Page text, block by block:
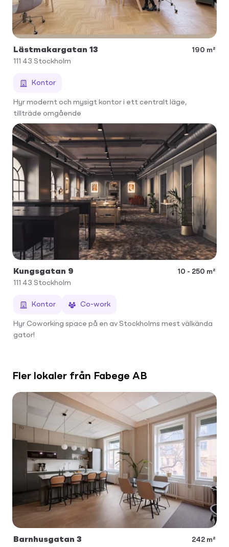
Lästmakargatan 13
190 m²
111 43 Stockholm
Kontor
Hyr modernt och mysigt kontor i ett centralt läge,
tillträde omgående
Kungsgatan 9
10 - 250 m²
111 43 Stockholm
Kontor Co-work
Hyr Coworking space på en av Stockholms mest välkända
gator!
Fler lokaler från Fabege AB
Barnhusgatan 3
242 m²